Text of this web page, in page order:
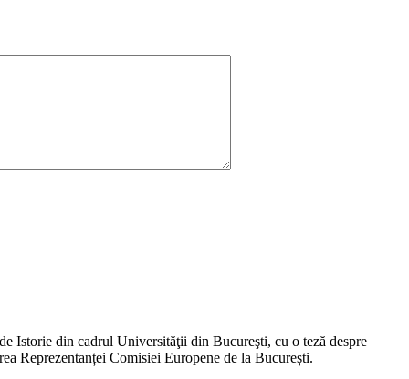
Istorie din cadrul Universităţii din Bucureşti, cu o teză despre
Reprezentanței Comisiei Europene de la București.